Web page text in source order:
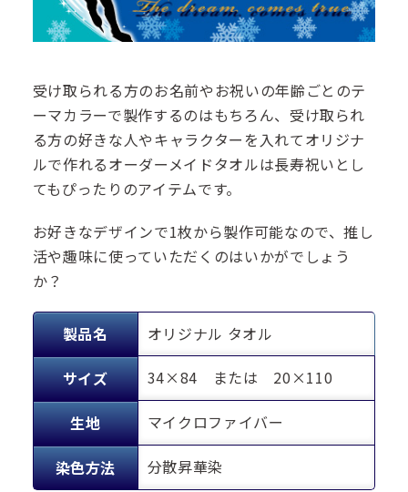
受け取られる方のお名前やお祝いの年齢ごとのテ
ーマカラーで製作するのはもちろん、受け取られ
る方の好きな人やキャラクターを入れてオリジナ
ルで作れるオーダーメイドタオルは長寿祝いとし
てもぴったりのアイテムです。
お好きなデザインで1枚から製作可能なので、推し
活や趣味に使っていただくのはいかがでしょう
か？
製品名 オリジナル タオル
サイズ 34×84 または 20×110
生地 マイクロファイバー
染色方法 分散昇華染